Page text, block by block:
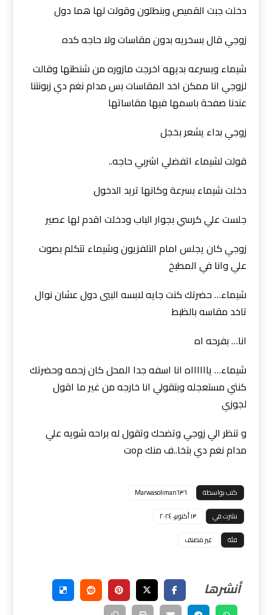
دخلت جبت القميص وبنطلون وقولت لها هما دول
زوجي قال بسخريه بدون مقاسات ولا حاجه كده
شيماء وبسرعه بديهه اخرجت مازوره من شنطتها وقالت
لزوجي انا ممكن اخد المقاسات بس مدام نغم دي زبونتنا
عندنا صفحة باسمها فيها مقاساتها
زوجي بداء يشعر بخجل
قولت لشيماء اتفضلي اشربي حاجه..
دخلت شيماء بسرعة وكانها تريد الدخول
جلست علي كرسي بجوار الباب ودخلت اقدم لها عصير
زوجي كان يجلس امام التلفزيون وشيماء تتكلم بصوت
علي وانا في المطبخ
شيماء… حضرتك كنت جايه لابسه البيي دول عشان نوال
تاخد مقاسه بالظبط
انا… بفرحه اه
شيماء… يااااااه انا اسفه جدا المحل كان زحمه وحضرتك
كنتي مستعجله وبتقولي انا خارجه من غير ما اقول
لجوزي
و تنظر الي زوجي وتضحك وتقول له براحه شويه علي
مدام نغم دي بتخا..ف منك مoت
كتب بواسطة
Marwasoliman٦٣٦
نشرت في
١٣ أكتوبر، ٢٠٢٤
فئة
غير مصنف